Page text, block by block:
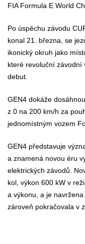
FIA Formula E World
Po úspěchu závodu
konal 21. března, se
ikonický okruh jako
které revoluční závodní
debut.
GEN4 dokáže
z 0 na 200 km/h za
jednomístným vozem
GEN4 představuje
a znamená novou éru
elektrických závodů.
kol, výkon 600 kW v
a výkonu, a je
zároveň pokračovala v